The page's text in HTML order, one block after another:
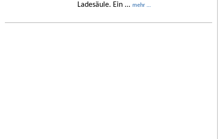
Ladesäule. Ein ... mehr ...